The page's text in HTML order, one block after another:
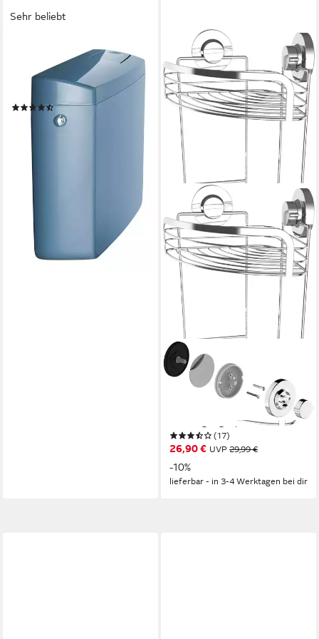
Sehr beliebt
Spülkasten TRITON, 9 l,
Komplett-Set, 2-Mengen-
Spülung, Farbe Bermuda
(20)
56,89 €
lieferbar - in 3-4 Werktagen bei dir
CORNAT
Duschregal 3 in 1 - Zwei extra
höhe Körbe - Zur Eckmontage
Befestigungsoptionen mit
Saugnapf, Klebepad & Bohren
- Verchromt
(17)
26,90 € UVP 29,99 €
-10%
lieferbar - in 3-4 Werktagen bei dir